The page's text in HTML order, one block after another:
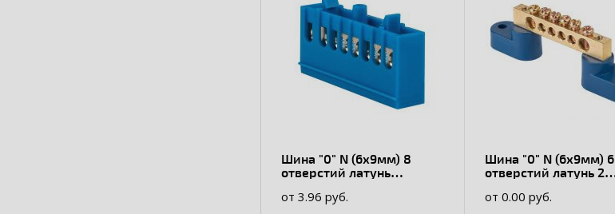
Шина "0" N (6х9мм) 8
отверстий латунь
DIN-рейку
от 3.96 руб.
Шина "0" N (6х9мм) 6
отверстий латунь 2
от 0.00 руб.